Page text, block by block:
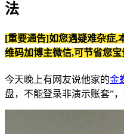
法
[重要通告]如您遇疑难杂症,
维码加博主微信,可节省您宝
今天晚上有网友说他家的金
盘，不能登录非演示账套”